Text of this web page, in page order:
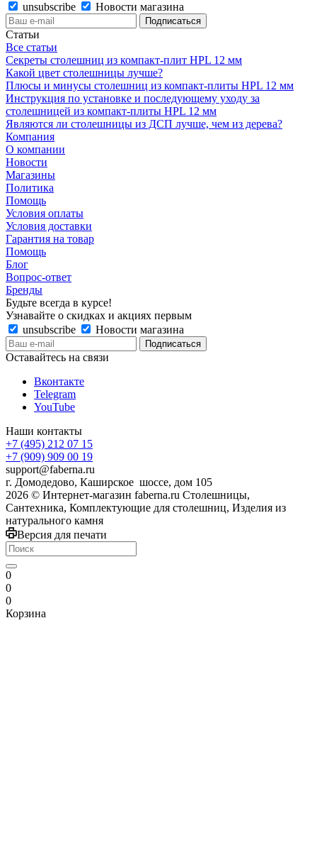
unsubscribe
Новости магазина
Статьи
Все статьи
Секреты столешниц из компакт-плит HPL 12 мм
Какой цвет столешницы лучше?
Плюсы и минусы столешниц из компакт-плиты HPL 12 мм
Инструкция по установке и последующему уходу за
столешницей из компакт-плиты HPL 12 мм
Являются ли столешницы из ДСП лучше, чем из дерева?
Компания
О компании
Новости
Магазины
Политика
Помощь
Условия оплаты
Условия доставки
Гарантия на товар
Помощь
Блог
Вопрос-ответ
Бренды
Будьте всегда в курсе!
Узнавайте о скидках и акциях первым
unsubscribe
Новости магазина
Оставайтесь на связи
Вконтакте
Telegram
YouTube
Наши контакты
+7 (495) 212 07 15
+7 (909) 909 00 19
support@faberna.ru
г. Домодедово, Каширское шоссе, дом 105
2026 © Интернет-магазин faberna.ru Столешницы,
Сантехника, Комплектующие для столешниц, Изделия из
натурального камня
Версия для печати
0
0
0
Корзина